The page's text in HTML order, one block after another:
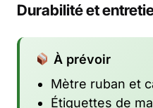
Durabilité et
À prévoir
Mètre ruban et
Étiquettes de